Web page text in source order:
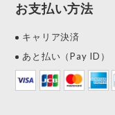
お支払い方法
キャリア決済
あと払い（Pay ID）